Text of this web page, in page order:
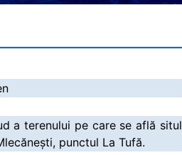
a terenului pe care se află situl
punctul La Tufă.